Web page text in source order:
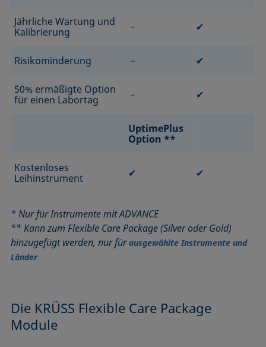
Jährliche Wartung und
Kalibrierung
﹣ ✔
Risikominderung ﹣ ✔
50% ermäßigte Option
für einen Labortag
﹣ ✔
UptimePlus
Option **
Kostenloses
Leihinstrument
✔ ✔
* Nur für Instrumente mit ADVANCE
** Kann zum Flexible Care Package (Silver oder Gold)
hinzugefügt werden, nur fürausgewählte Instrumente und
Länder
Die KRÜSS Flexible Care Package
Module